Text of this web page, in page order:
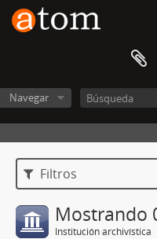
Navegar
Filtros
Mostrando
Institución archivística